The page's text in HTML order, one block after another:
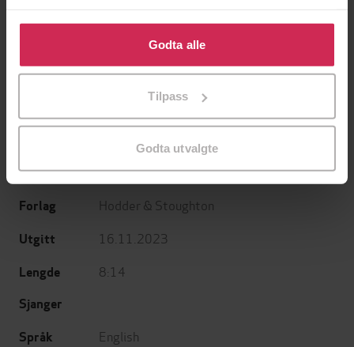
Klikk på «Godta alle» for å gi oss ditt samtykke til å
bruke cookies for alle disse formålene. Du kan også
tilpasse ditt samtykke til spesifikke formål ved å klikke
Godta alle
Tilpass
Godta utvalgte
EBOK EBOK
Dorothy L Sayers(forfatter),
Bathurst(innleser)
Forlag Hodder & Stoughton
Utgitt 16.11.2023
Lengde 8:14
Sjanger
Språk
English